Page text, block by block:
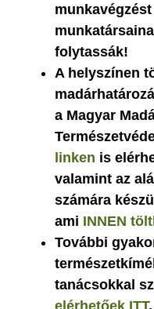
folytassák!
A helyszínen
a Magyar
linken is
valamint az
számára
ami INNEN
További
tanácsokkal
elérhetőek ITT.